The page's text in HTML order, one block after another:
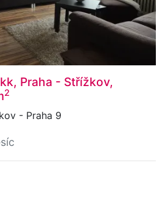
Praha - Střížkov,
2
- Praha 9